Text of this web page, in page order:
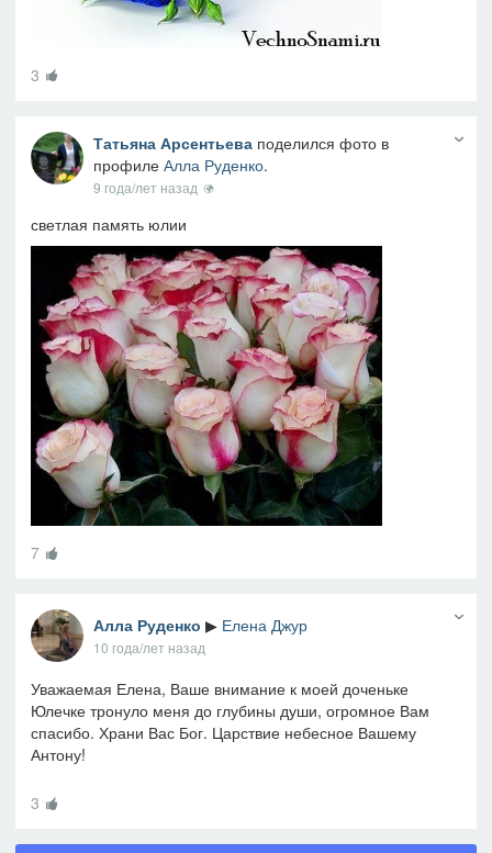
3
Татьяна Арсентьеваподелился фото в
профиле Алла Руденко.
9 года/лет назад
светлая память юлии
7
Алла Руденко ▶ Елена Джур
10 года/лет назад
Уважаемая Елена, Ваше внимание к моей доченьке
Юлечке тронуло меня до глубины души, огромное Вам
спасибо. Храни Вас Бог. Царствие небесное Вашему
Антону!
3